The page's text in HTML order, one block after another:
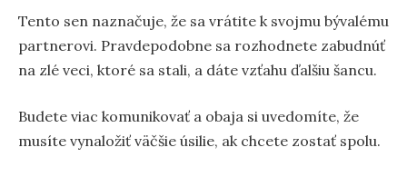
Tento sen naznačuje, že sa vrátite k svojmu bývalému
partnerovi. Pravdepodobne sa rozhodnete zabudnúť
na zlé veci, ktoré sa stali, a dáte vzťahu ďalšiu šancu.
Budete viac komunikovať a obaja si uvedomíte, že
musíte vynaložiť väčšie úsilie, ak chcete zostať spolu.